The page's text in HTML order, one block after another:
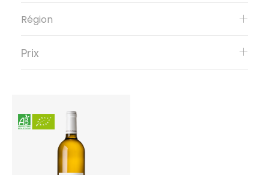
Région
Prix